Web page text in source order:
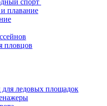
спорт
плавание
пловцов
ледовых площадок